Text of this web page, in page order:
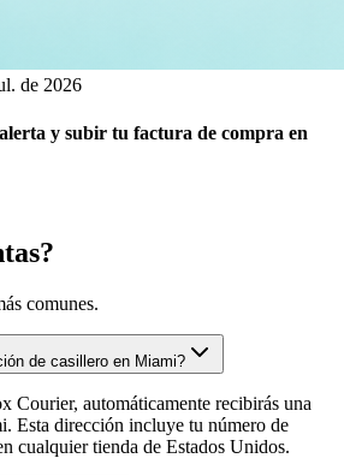
de 2026
y subir tu factura de compra en
comunes.
de casillero en Miami?
Courier, automáticamente recibirás una
Esta dirección incluye tu número de
cualquier tienda de Estados Unidos.